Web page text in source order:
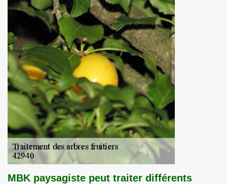
MBK paysagiste peut traiter différents